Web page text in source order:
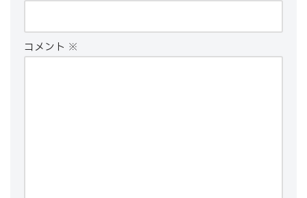
コメント ※